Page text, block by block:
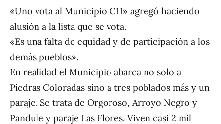
«Uno vota al Municipio CH» agregó haciendo
alusión a la lista que se vota.
«Es una falta de equidad y de participación a los
demás pueblos».
En realidad el Municipio abarca no solo a
Piedras Coloradas sino a tres poblados más y un
paraje. Se trata de Orgoroso, Arroyo Negro y
Pandule y paraje Las Flores. Viven casi 2 mil